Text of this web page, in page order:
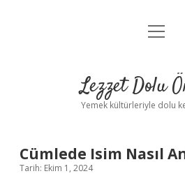
Anasayfa
Yasal Uyarı
menüyü
Lezzet Dolu
Yemek kültürleriyle dolu
Cümlede Isim Nasıl
Tarih: Ekim 1, 2024